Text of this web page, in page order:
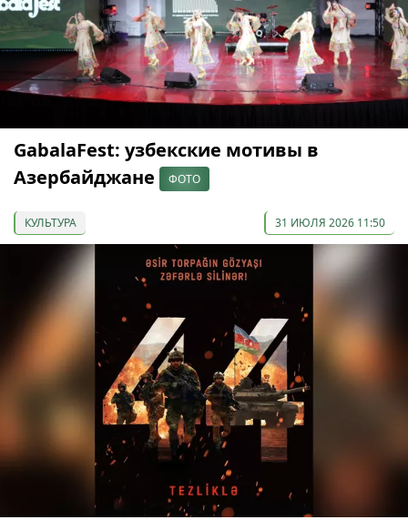
GabalaFest: узбекские мотивы в
Азербайджане
ФОТО
КУЛЬТУРА 31 ИЮЛЯ 2026 11:50